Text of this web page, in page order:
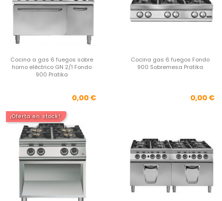
Cocina a gas 6 fuegos sobre
horno eléctrico GN 2/1 Fondo
900 Pratika
Precio
0,00 €
Cocina gas 6 fuegos Fondo
900 Sobremesa Pratika
0,00 €
¡Oferta en stock!